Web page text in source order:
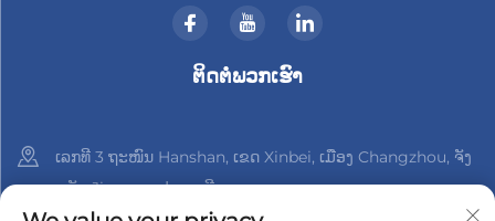
ຕິດຕໍ່ພວກເຮົາ
ເລກທີ 3 ຖະໜົນ Hanshan, ເຂດ Xinbei, ເມືອງ Changzhou, ຈັງ
ຫວັດ Jiangsu, ປະເທດຈີນ